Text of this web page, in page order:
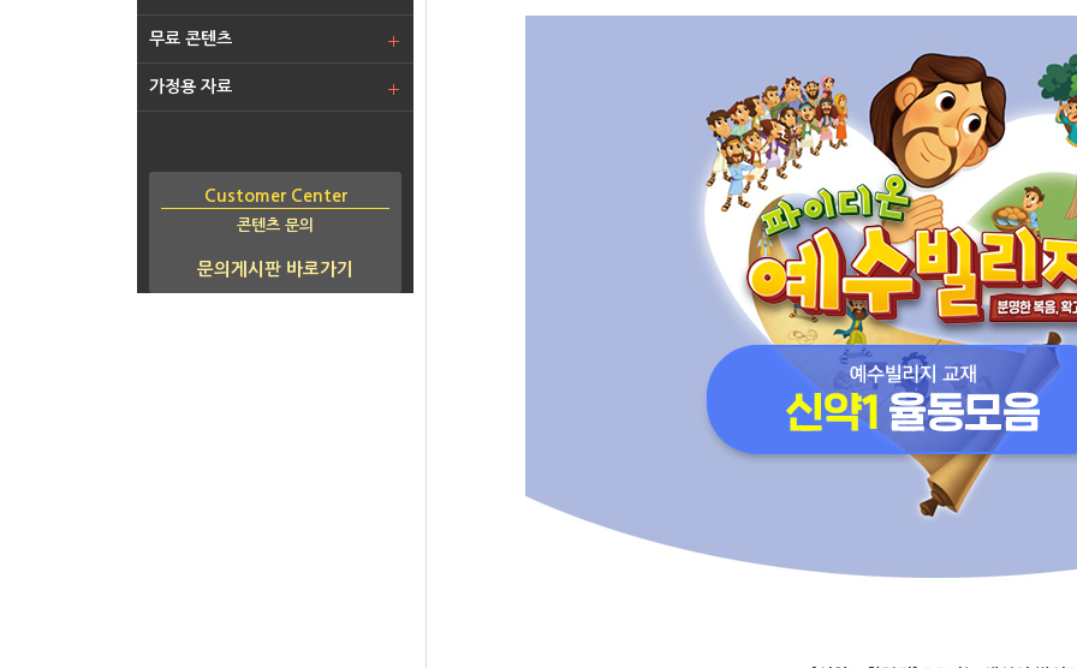
무료 콘텐츠
가정용 자료
Customer Center
콘텐츠 문의
문의게시판 바로가기